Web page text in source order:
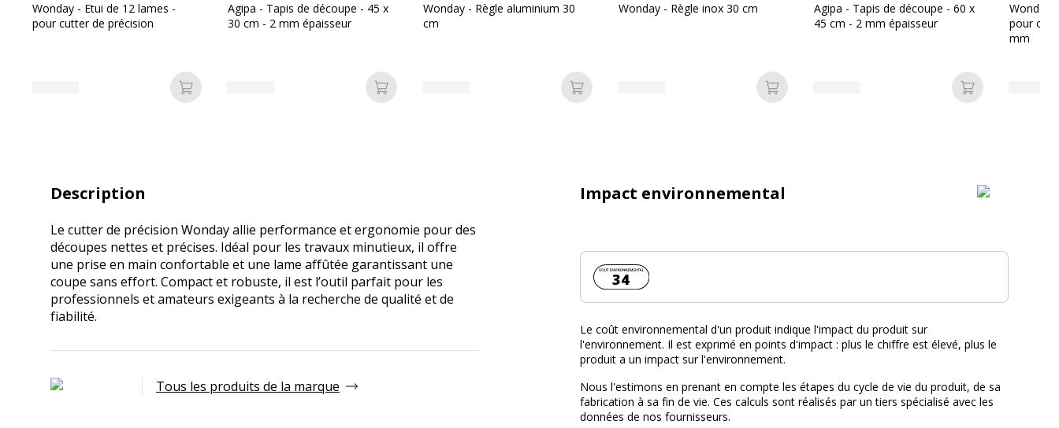
Wonday - Etui de 12 lames -
pour cutter de précision
Ajouter au panier
Agipa - Tapis de découpe - 45 x
30 cm - 2 mm épaisseur
Ajouter au panier
Wonday - Règle aluminium 30
cm
Ajouter au panier
Wonday - Règle inox 30 cm
Ajouter au panier
Agipa - Tapis de découpe - 60 x
45 cm - 2 mm épaisseur
Ajouter au
Wonday
pour
mm
Description
Le cutter de précision Wonday allie performance et ergonomie pour des
découpes nettes et précises. Idéal pour les travaux minutieux, il offre
une prise en main confortable et une lame affûtée garantissant une
coupe sans effort. Compact et robuste, il est l’outil parfait pour les
professionnels et amateurs exigeants à la recherche de qualité et de
fiabilité.
Tous les produits de la marque
Impact environnemental
Coût environnemental :
34
Le coût environnemental d'un produit indique l'impact du produit sur
l'environnement. Il est exprimé en points d'impact : plus le chiffre est élevé, plus le
produit a un impact sur l'environnement.
Nous l'estimons en prenant en compte les étapes du cycle de vie du produit, de sa
fabrication à sa fin de vie. Ces calculs sont réalisés par un tiers spécialisé avec les
données de nos fournisseurs.